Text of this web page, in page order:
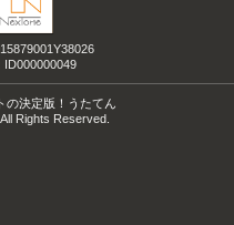
ID000000049
の決定版！うたてん
Rights Reserved.